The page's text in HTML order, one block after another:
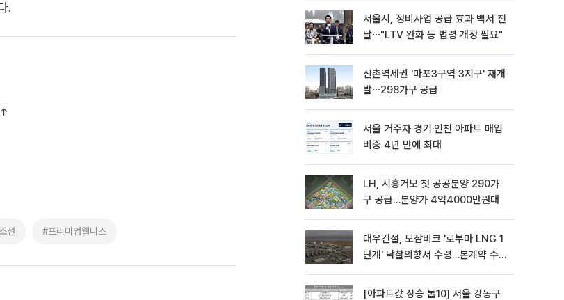
.
선 #프리미엄웰니스
서울시, 정비사업 공급 효과 백서 전
달⋯"LTV 완화 등 법령 개정 필요"
신촌역세권 '마포3구역 3지구' 재개
발⋯298가구 공급
서울 거주자 경기·인천 아파트 매입
비중 4년 만에 최대
LH, 시흥거모 첫 공공분양 290가
구 공급…분양가 4억4000만원대
대우건설, 모잠비크 '로부마 LNG 1
단계' 낙찰의향서 수령…본계약 수
[아파트값 상승 톱10] 서울 강동구